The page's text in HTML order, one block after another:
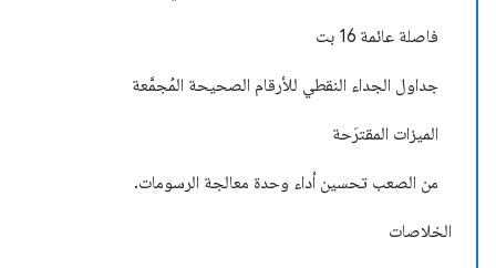
فاصلة عائمة 16 بت
جداول الجداء النقطي للأرقام الصحيحة المُجمَّعة
الميزات المقترَحة
من الصعب تحسين أداء وحدة معالجة الرسومات.
الخلاصات